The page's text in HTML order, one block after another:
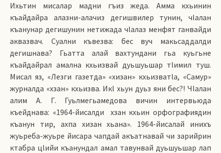
Ихьтин мисалар мадни гъиз жеда. Амма кхьинин
къайдайра алазни-алачиз дегишвилер тунин, чlалан
къанунар дегишунин нетижада чlалаз менфят ганвайди
аквазвач. Суални къвезва: бес вуч макьсаддалди
дегишнава? Гьатта алай вахтундани гьа куьгьне
къайдайрал амална кхьизвай дуьшуьшар тlимил туш.
Мисал яз, «Лезги газетда» «хизан» кхьизватlа, «Самур»
журналда «хзан» кхьизва. Икl хьун дуьз яни бес?! Чlалан
алим А. Г. Гуьлмегьамедова вичин интервьюда
къейднава: «1964-йисалди хзан кхьин орфографиядин
къанун тир, ахпа хизан хьана». 1964-йисалай инихъ
жуьреба-жуьре йисара чапдай акъатнавай чи зарийрин
ктабра цlийи къанундал амал тавунвай дуьшуьшар лап